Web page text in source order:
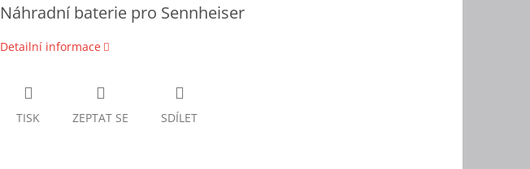
Náhradní baterie pro Sennheiser
Detailní informace
TISK ZEPTAT SE SDÍLET